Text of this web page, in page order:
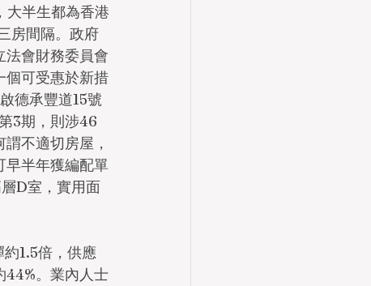
大半生都為香港
房間隔。政府
法會財務委員會
個可受惠於新措
德承豐道15號
3期，則涉46
不適切房屋，
早半年獲編配單
D室，實用面
1.5倍，供應
44%。業內人士